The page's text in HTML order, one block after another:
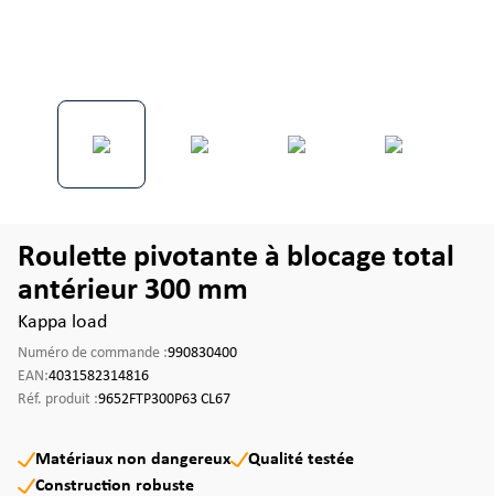
Roulette pivotante à blocage total
antérieur 300 mm
Kappa load
Numéro de commande :990830400
EAN:4031582314816
Réf. produit :9652FTP300P63 CL67
Matériaux non dangereux
Qualité testée
Construction robuste